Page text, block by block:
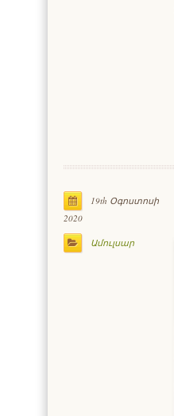
19th Օգոստոսի
2020
Ամուլսար